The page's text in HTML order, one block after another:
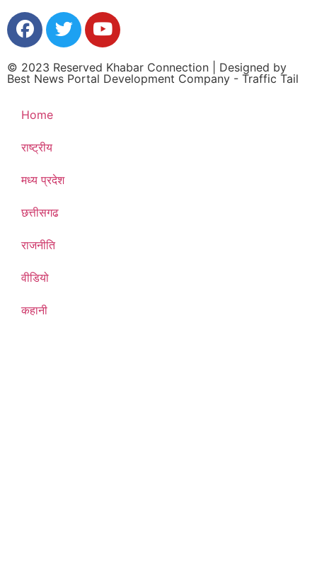
© 2023 Reserved Khabar Connection | Designed by
Best News Portal Development Company - Traffic Tail
Home
राष्ट्रीय
मध्य प्रदेश
छत्तीसगढ
राजनीति
वीडियो
कहानी